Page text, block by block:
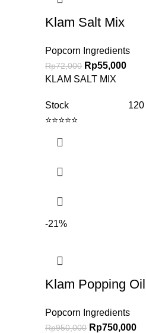
Klam Salt Mix
Popcorn Ingredients
Rp72,000 Rp55,000
KLAM SALT MIX
Stock 120
⭐⭐⭐⭐⭐
-21%
Klam Popping Oil
Popcorn Ingredients
Rp950,000 Rp750,000